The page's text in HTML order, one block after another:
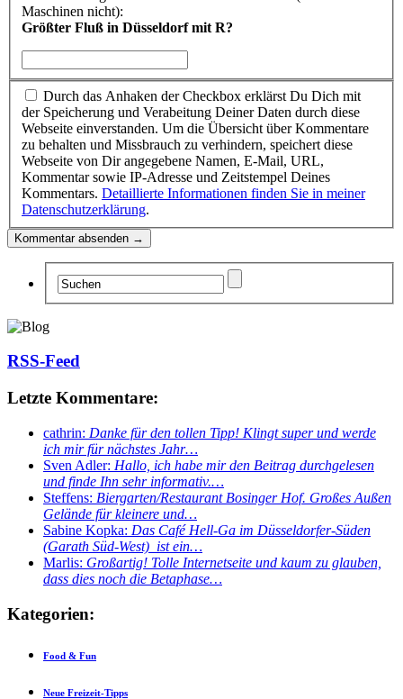
Maschinen nicht):
Größter Fluß in Düsseldorf mit R?
Durch das Anhaken der Checkbox erklärst Du Dich mit
der Speicherung und Verabeitung Deiner Daten durch diese
Webseite einverstanden. Um die Übersicht über Kommentare
zu behalten und Missbrauch zu verhindern, speichert diese
Webseite von Dir angegebene Namen, E-Mail, URL,
Kommentar sowie IP-Adresse und Zeitstempel Deines
Kommentars. Detaillierte Informationen finden Sie in meiner
Datenschutzerklärung.
RSS-Feed
Letzte Kommentare:
cathrin: Danke für den tollen Tipp! Klingt super und werde
ich mir für nächstes Jahr…
Sven Adler: Hallo, ich habe mir den Beitrag durchgelesen
und finde Ihn sehr informativ.…
Steffens: Biergarten/Restaurant Bosinger Hof. Großes Außen
Gelände für kleinere und…
Sabine Kopka: Das Café Hell-Ga im Düsseldorfer-Süden
(Garath Süd-West) ist ein…
Marlis: Großartig! Tolle Internetseite und kaum zu glauben,
dass dies noch die Betaphase…
Kategorien:
Food & Fun
Neue Freizeit-Tipps